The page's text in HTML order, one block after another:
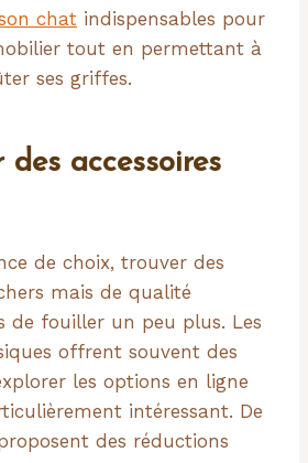
chat indispensables pour
tout en permettant à
ses griffes.
accessoires
de choix, trouver des
mais de qualité
de fouiller un peu plus. Les
offrent souvent des
les options en ligne
intéressant. De
des réductions